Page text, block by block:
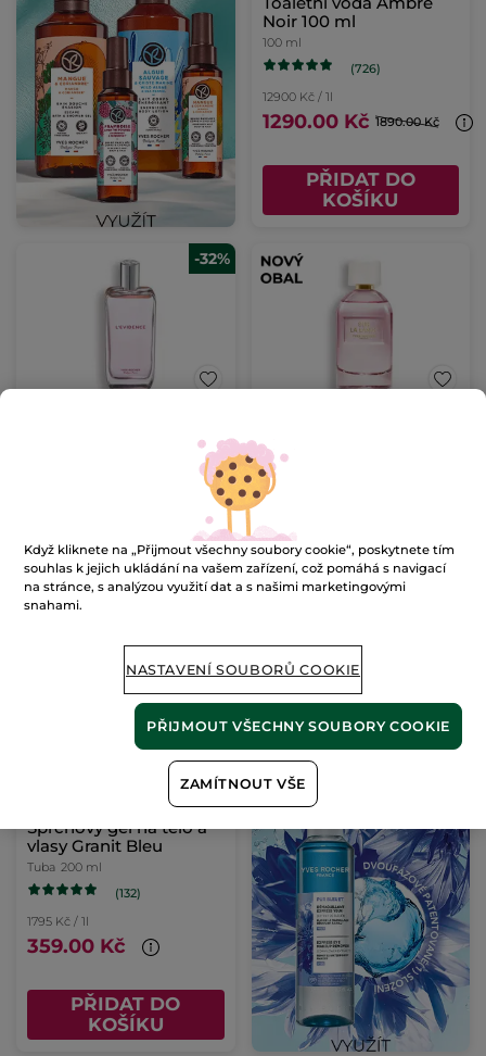
Noir 100 ml
100 ml
(726)
12900 Kč / 1l
1290.00 Kč 1890.00 Kč
PŘIDAT DO
KOŠÍKU
-32%
1890.00 Kč
PŘIDAT DO
Flakon
1590.00 Kč
PŘIDAT DO
Sprchový gel na tělo a
vlasy Granit Bleu
Tuba 200 ml
(132)
1795 Kč / 1l
359.00 Kč
PŘIDAT DO
KOŠÍKU
Když kliknete na „Přijmout všechny soubory cookie“, poskytnete tím
souhlas k jejich ukládání na vašem zařízení, což pomáhá s navigací
na stránce, s analýzou využití dat a s našimi marketingovými
snahami.
NASTAVENÍ SOUBORŮ COOKIE
ZAMÍTNOUT VŠE
PŘIJMOUT VŠECHNY SOUBORY COOKIE